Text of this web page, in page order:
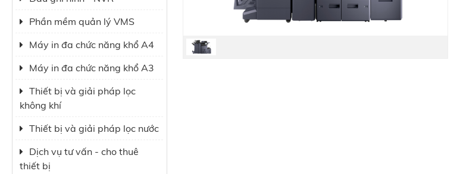
Phần mềm quản lý VMS
Máy in đa chức năng khổ A4
Máy in đa chức năng khổ A3
Thiết bị và giải pháp lọc
không khí
Thiết bị và giải pháp lọc nước
Dịch vụ tư vấn - cho thuê
thiết bị